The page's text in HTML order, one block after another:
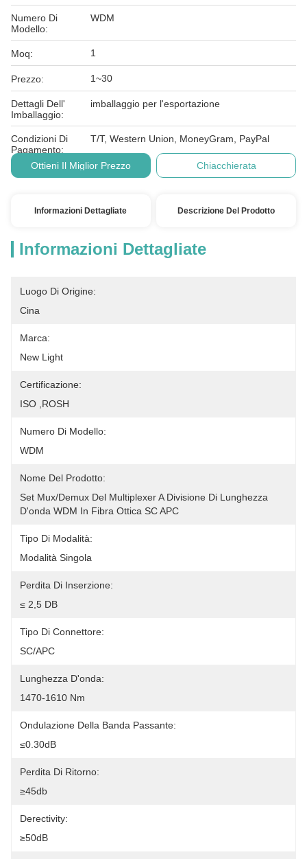
Numero Di
Modello:
WDM
Moq: 1
Prezzo: 1~30
Dettagli Dell'
Imballaggio:
imballaggio per l'esportazione
Condizioni Di
Pagamento:
T/T, Western Union, MoneyGram, PayPal
Ottieni Il Miglior Prezzo Chiacchierata
Informazioni Dettagliate Descrizione Del Prodotto
Informazioni Dettagliate
Luogo Di Origine:
Cina
Marca:
New Light
Certificazione:
ISO ,ROSH
Numero Di Modello:
WDM
Nome Del Prodotto:
Set Mux/Demux Del Multiplexer A Divisione Di Lunghezza
D'onda WDM In Fibra Ottica SC APC
Tipo Di Modalità:
Modalità Singola
Perdita Di Inserzione:
≤ 2,5 DB
Tipo Di Connettore:
SC/APC
Lunghezza D'onda:
1470-1610 Nm
Ondulazione Della Banda Passante:
≤0.30dB
Perdita Di Ritorno:
≥45db
Derectivity:
≥50dB